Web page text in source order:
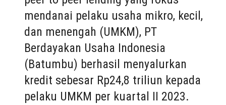
mendanai pelaku usaha mikro, kecil,
dan menengah (UMKM), PT
Berdayakan Usaha Indonesia
(Batumbu) berhasil menyalurkan
kredit sebesar Rp24,8 triliun kepada
pelaku UMKM per kuartal II 2023.